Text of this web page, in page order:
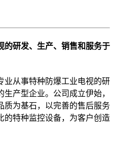
的研发、生产、销售和服务于
业从事特种防爆工业电视的研
产型企业。公司成立伊始，
质为基石，以完善的售后服务
的特种监控设备，为客户创造